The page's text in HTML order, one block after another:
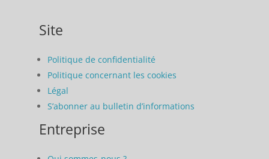
Site
Politique de confidentialité
Politique concernant les cookies
Légal
S’abonner au bulletin d’informations
Entreprise